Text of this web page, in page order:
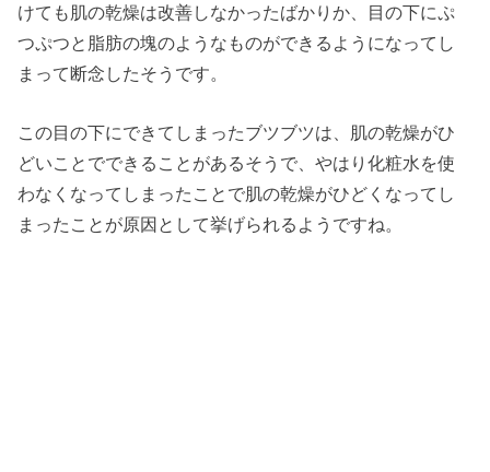
けても肌の乾燥は改善しなかったばかりか、目の下にぷ
つぷつと脂肪の塊のようなものができるようになってし
まって断念したそうです。
この目の下にできてしまったブツブツは、肌の乾燥がひ
どいことでできることがあるそうで、やはり化粧水を使
わなくなってしまったことで肌の乾燥がひどくなってし
まったことが原因として挙げられるようですね。